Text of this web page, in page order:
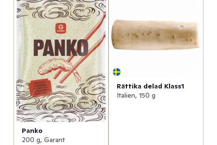
Panko
200 g, Garant
Rättika delad Klass1
Italien, 150 g